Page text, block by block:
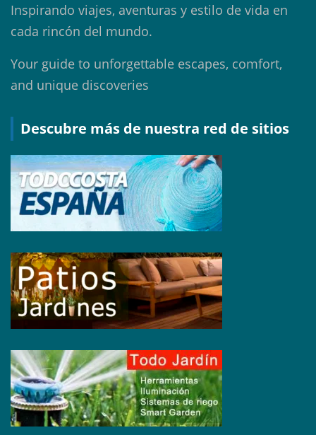
Inspirando viajes, aventuras y estilo de vida en
cada rincón del mundo.
Your guide to unforgettable escapes, comfort,
and unique discoveries
Descubre más de nuestra red de sitios